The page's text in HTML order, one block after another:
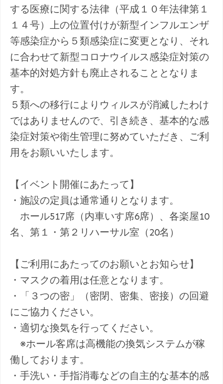
する医療に関する法律（平成１０年法律第１
１４号）上の位置付けが新型インフルエンザ
等感染症から５類感染症に変更となり、それ
に合わせて新型コロナウイルス感染症対策の
基本的対処方針も廃止されることとなりま
す。
５類への移行によりウィルスが消滅したわけ
ではありませんので、引き続き、基本的な感
染症対策や衛生管理に努めていただき、ご利
用をお願いいたします。
【イベント開催にあたって】
・施設の定員は通常通りとなります。
ホール517席（内車いす席6席）、各楽屋10
名、第１・第２リハーサル室（20名）
【ご利用にあたってのお願いとお知らせ】
・マスクの着用は任意となります。
・「３つの密」（密閉、密集、密接）の回避
にご協力ください。
・適切な換気を行ってください。
※ホール客席は高機能の換気システムが稼
働しております。
・手洗い・手指消毒などの自主的な基本的感